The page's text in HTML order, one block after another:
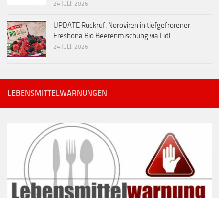
24 JULI, 2026
UPDATE Rückruf: Noroviren in tiefgefrorener
Freshona Bio Beerenmischung via Lidl
24 JULI, 2026
LEBENSMITTELWARNUNGEN